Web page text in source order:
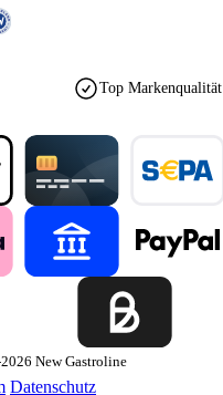
Top Markenqualität
New Gastroline
Datenschutz